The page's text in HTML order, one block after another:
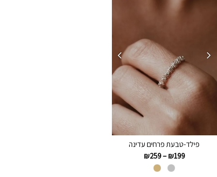
פילד-טבעת פרחים עדינה
₪199
–
₪259